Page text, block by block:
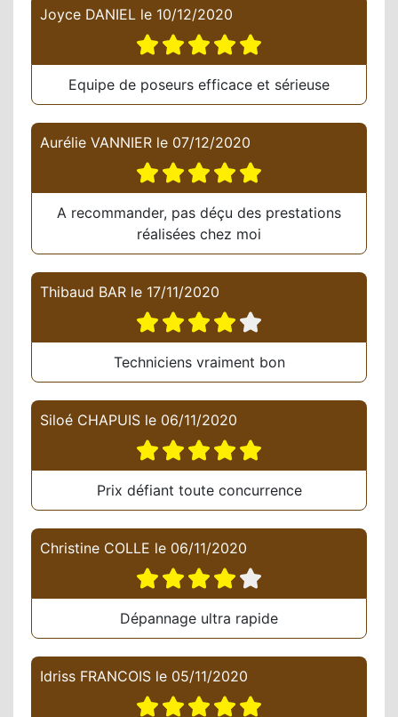
Joyce DANIEL le 10/12/2020
Equipe de poseurs efficace et sérieuse
Aurélie VANNIER le 07/12/2020
A recommander, pas déçu des prestations
réalisées chez moi
Thibaud BAR le 17/11/2020
Techniciens vraiment bon
Siloé CHAPUIS le 06/11/2020
Prix défiant toute concurrence
Christine COLLE le 06/11/2020
Dépannage ultra rapide
Idriss FRANCOIS le 05/11/2020